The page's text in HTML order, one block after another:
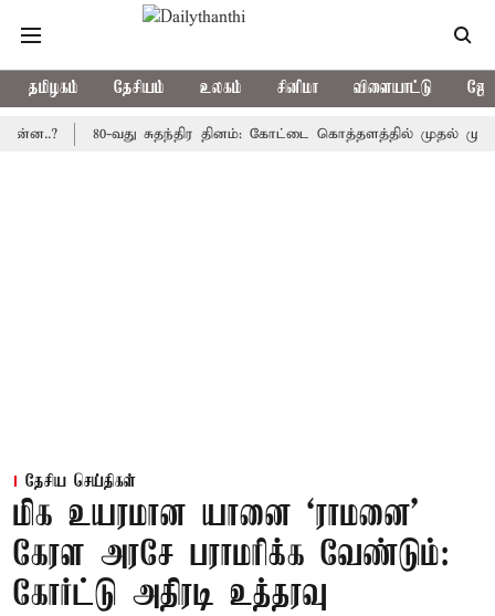
தமிழகம் தேசியம் உலகம் சினிமா விளையாட்டு
80-வது சுதந்திர தினம்: கோட்டை கொத்தளத்தில் முதல் முறையாக
தேசிய செய்திகள்
மிக உயரமான யானை ‘ராமனை’
கேரள அரசே பராமரிக்க வேண்டும்:
கோர்ட்டு அதிரடி உத்தரவு